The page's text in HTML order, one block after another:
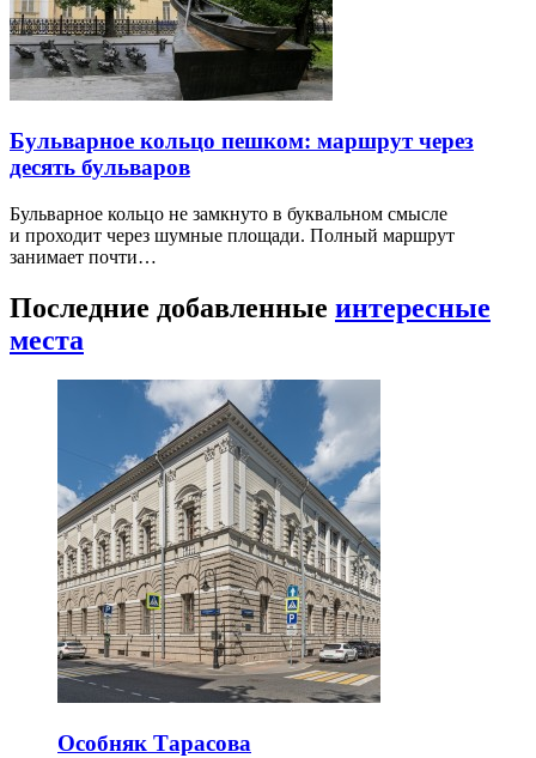
Бульварное кольцо пешком: маршрут через
десять бульваров
Бульварное кольцо не замкнуто в буквальном смысле
и проходит через шумные площади. Полный маршрут
занимает почти…
Последние добавленные интересные
места
Особняк Тарасова